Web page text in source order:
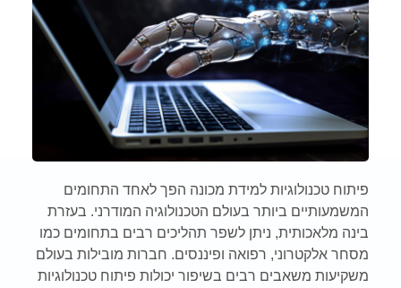
פיתוח טכנולוגיות למידת מכונה הפך לאחד התחומים
המשמעותיים ביותר בעולם הטכנולוגיה המודרני. בעזרת
בינה מלאכותית, ניתן לשפר תהליכים רבים בתחומים כמו
מסחר אלקטרוני, רפואה ופיננסים. חברות מובילות בעולם
משקיעות משאבים רבים בשיפור יכולות פיתוח טכנולוגיות